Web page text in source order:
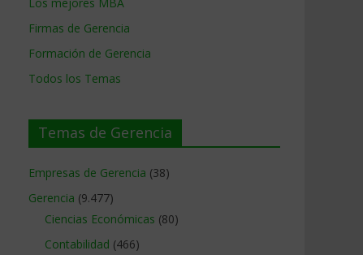
Firmas de Gerencia
Formación de Gerencia
Todos los Temas
Temas de Gerencia
Empresas de Gerencia (38)
Gerencia (9.477)
Ciencias Económicas (80)
Contabilidad (466)